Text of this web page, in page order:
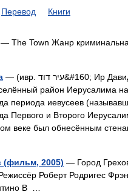
Перевод Книги
— The Town Жанр
— (ивр. עיר דוד‎&#160; Ир Давид)&#160;
район Иерусалима
периода иевусеев
Первого и Второго
веке был обнесённым
(фильм, 2005) — Город
Роберт Родригес
В …